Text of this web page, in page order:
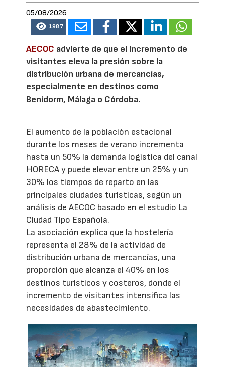
05/08/2026
1987
AECOC advierte de que el incremento de
visitantes eleva la presión sobre la
distribución urbana de mercancías,
especialmente en destinos como
Benidorm, Málaga o Córdoba.
El aumento de la población estacional
durante los meses de verano incrementa
hasta un 50% la demanda logística del canal
HORECA y puede elevar entre un 25% y un
30% los tiempos de reparto en las
principales ciudades turísticas, según un
análisis de AECOC basado en el estudio La
Ciudad Tipo Española.
La asociación explica que la hostelería
representa el 28% de la actividad de
distribución urbana de mercancías, una
proporción que alcanza el 40% en los
destinos turísticos y costeros, donde el
incremento de visitantes intensifica las
necesidades de abastecimiento.